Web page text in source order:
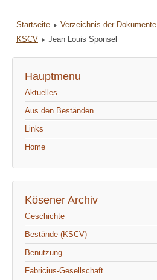
Startseite Verzeichnis der Dokumente
KSCV
Jean Louis Sponsel
Hauptmenu
Aktuelles
Aus den Beständen
Links
Home
Kösener Archiv
Geschichte
Bestände (KSCV)
Benutzung
Fabricius-Gesellschaft